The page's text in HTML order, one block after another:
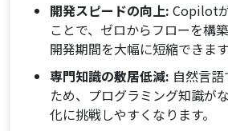
開発スピードの向上: Copilot
ことで、ゼロからフローを構
開発期間を大幅に短縮できます
専門知識の敷居低減: 自然言
ため、プログラミング知識が
化に挑戦しやすくなります。